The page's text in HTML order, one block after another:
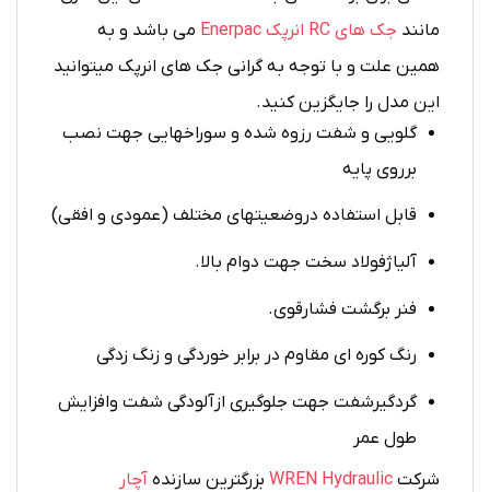
مانند جک های RC انرپک Enerpac
می باشد و به
همین علت و با توجه به گرانی جک های انرپک میتوانید
این مدل را جایگزین کنید.
گلویی و شفت رزوه شده و سوراخهایی جهت نصب
برروی پایه
قابل استفاده دروضعیتهای مختلف (عمودی و افقی)
آلیاژفولاد سخت جهت دوام بالا.
فنر برگشت فشارقوی.
رنگ کوره ای مقاوم در برابر خوردگی و زنگ زدگی
گردگیرشفت جهت جلوگیری ازآلودگی شفت وافزایش
طول عمر
شرکت WREN Hydraulic بزرگترین سازنده آچار